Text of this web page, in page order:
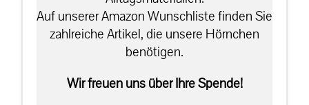
Auf unserer Amazon Wunschliste finden Sie
zahlreiche Artikel, die unsere Hörnchen
benötigen.
Wir freuen uns über Ihre Spende!